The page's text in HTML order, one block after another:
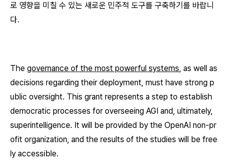
로 영향을 미칠 수 있는 새로운 민주적 도구를 구축하기를 바랍니
다.
The governance of the most powerful systems, as well as
decisions regarding their deployment, must have strong p
ublic oversight. This grant represents a step to establish
democratic processes for overseeing AGI and, ultimately,
superintelligence. It will be provided by the OpenAI non-pr
ofit organization, and the results of the studies will be free
ly accessible.